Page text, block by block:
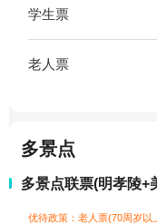
学生票
老人票
多景点
多景点联票(明孝陵+
优待政策：老人票(70周岁以